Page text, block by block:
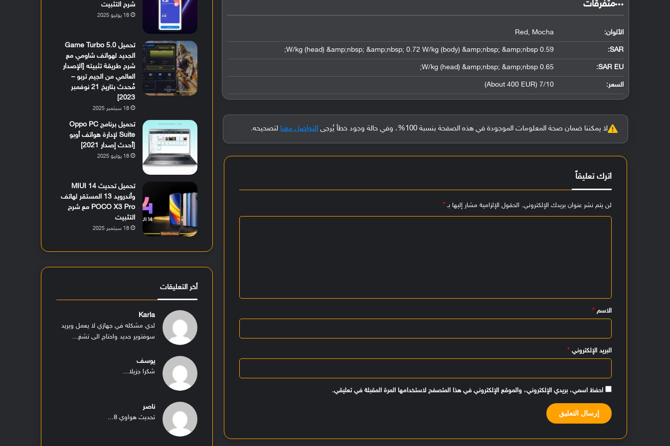
‏متفرقات‏
الألوان: Red, Mocha
SAR
:
0.59 W/kg (head) &amp;nbsp; &amp;nbsp; 0.72 W/kg (body) &amp;nbsp; &amp;nbsp;
SAR EU:
0.65 W/kg (head) &amp;nbsp; &amp;nbsp;
السعر: 7/10 (About 400 EUR)
لا يمكننا ضمان صحة المعلومات الموجودة في هذه الصفحة بنسبة 100%، وفي حالة وجود خطأ يُرجى التواصل معنا لتصحيحه.
اترك تعليقاً
لن يتم نشر عنوان بريدك الإلكتروني. الحقول الإلزامية مشار إليها بـ*
الاسم*
البريد الإلكتروني*
احفظ اسمي، بريدي الإلكتروني، والموقع الإلكتروني في هذا المتصفح لاستخدامها المرة المقبلة في تعليقي.
شرح التثبيت
18 يوليو 2025
تحميل Game Turbo 5.0
الجديد لهواتف شاومي مع
شرح طريقة تثبيته [الإصدار
العالمي من الجيم تربو –
مُحدث بتاريخ 21 نوفمبر
2023]
18 سبتمبر 2025
تحميل برنامج Oppo PC
Suite لإدارة هواتف أوبو
[أحدث إصدار 2021]
18 يوليو 2025
تحميل تحديث MIUI 14
وأندرويد 13 المستقر لهاتف
POCO X3 Pro مع شرح
التثبيت
18 سبتمبر 2025
أخر التعليقات
Karla
لدي مشكله في جهازي لا يعمل ويريد
سوفتوير جديد واحتاج الى تشغ...
يوسف
شكرا جزيلا...
ناصر
تحديث هواوي 8...